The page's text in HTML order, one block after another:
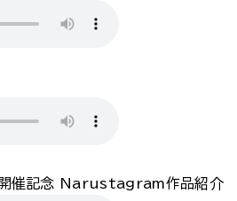
開催記念 Narustagram作品紹介